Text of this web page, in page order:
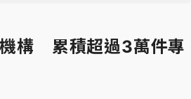
構 累積超過3萬件專